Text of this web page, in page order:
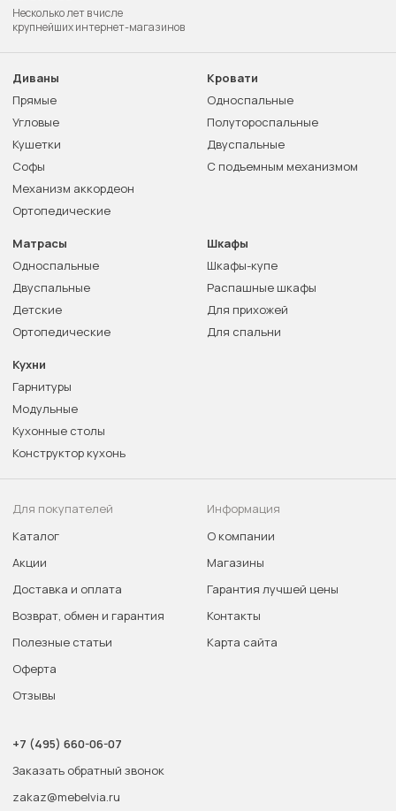
Несколько лет в числе
крупнейших интернет-магазинов
Диваны
Прямые
Угловые
Кушетки
Софы
Механизм аккордеон
Ортопедические
Кровати
Односпальные
Полутороспальные
Двуспальные
С подъемным механизмом
Матрасы
Односпальные
Двуспальные
Детские
Ортопедические
Шкафы
Шкафы-купе
Распашные шкафы
Для прихожей
Для спальни
Кухни
Гарнитуры
Модульные
Кухонные столы
Конструктор кухонь
Для покупателей
Каталог
Акции
Доставка и оплата
Возврат, обмен и гарантия
Полезные статьи
Оферта
Отзывы
Информация
О компании
Магазины
Гарантия лучшей цены
Контакты
Карта сайта
+7 (495) 660-06-07
Заказать обратный звонок
zakaz@mebelvia.ru